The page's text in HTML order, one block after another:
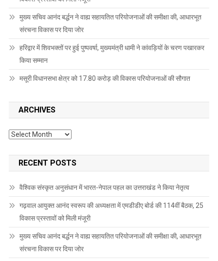
मुख्य सचिव आनंद बर्द्धन ने वाह्य सहायतित परियोजनाओं की समीक्षा की, आधारभूत
संरचना विकास पर दिया जोर
हरिद्वार में शिवभक्तों पर हुई पुष्पवर्षा, मुख्यमंत्री धामी ने कांवड़ियों के चरण पखारकर
किया सम्मान
मसूरी विधानसभा क्षेत्र को 17.80 करोड़ की विकास परियोजनाओं की सौगात
ARCHIVES
Archives
RECENT POSTS
वैश्विक संस्कृत अनुसंधान में भारत-नेपाल पहल का उत्तराखंड ने किया नेतृत्व
गढ़वाल आयुक्त आनंद स्वरूप की अध्यक्षता में एमडीडीए बोर्ड की 114वीं बैठक, 25
विकास प्रस्तावों को मिली मंजूरी
मुख्य सचिव आनंद बर्द्धन ने वाह्य सहायतित परियोजनाओं की समीक्षा की, आधारभूत
संरचना विकास पर दिया जोर